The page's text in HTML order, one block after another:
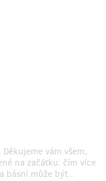
vám všem,
na začátku: čím více
básní může být...